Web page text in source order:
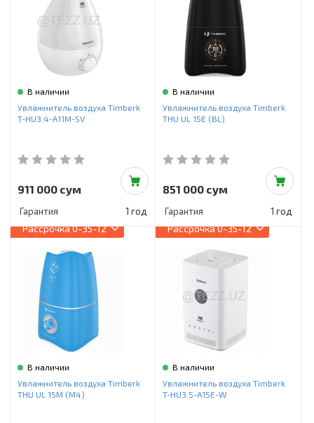
В наличии
Увлажнитель воздуха Timberk
T-HU3.4-A11M-SV
911 000 сум
Гарантия 1 год
В наличии
Увлажнитель воздуха Timberk
THU UL 15E (BL)
851 000 сум
Гарантия 1 год
Рассрочка0-35-12
В наличии
Увлажнитель воздуха Timberk
THU UL 15M (M4)
Рассрочка0-35-12
В наличии
Увлажнитель воздуха Timberk
T-HU3.5-A15E-W